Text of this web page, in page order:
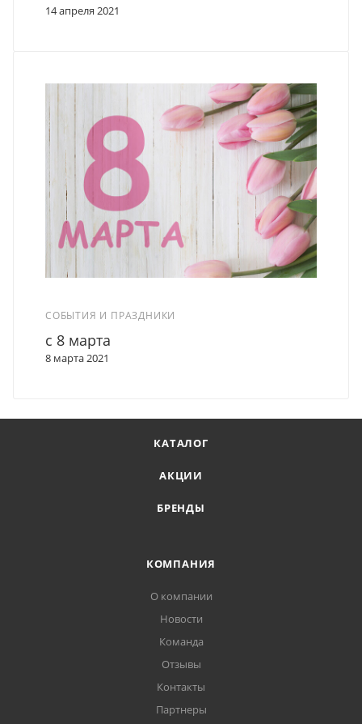
14 апреля 2021
СОБЫТИЯ И ПРАЗДНИКИ
8 марта 2021
c 8 марта
КАТАЛОГ
АКЦИИ
БРЕНДЫ
КОМПАНИЯ
О компании
Новости
Команда
Отзывы
Контакты
Партнеры